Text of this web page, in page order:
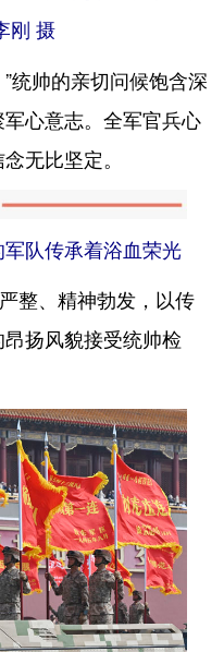
刚 摄
帅的亲切问候饱含深
心意志。全军官兵心
无比坚定。
队传承着浴血荣光
、精神勃发，以传
扬风貌接受统帅检